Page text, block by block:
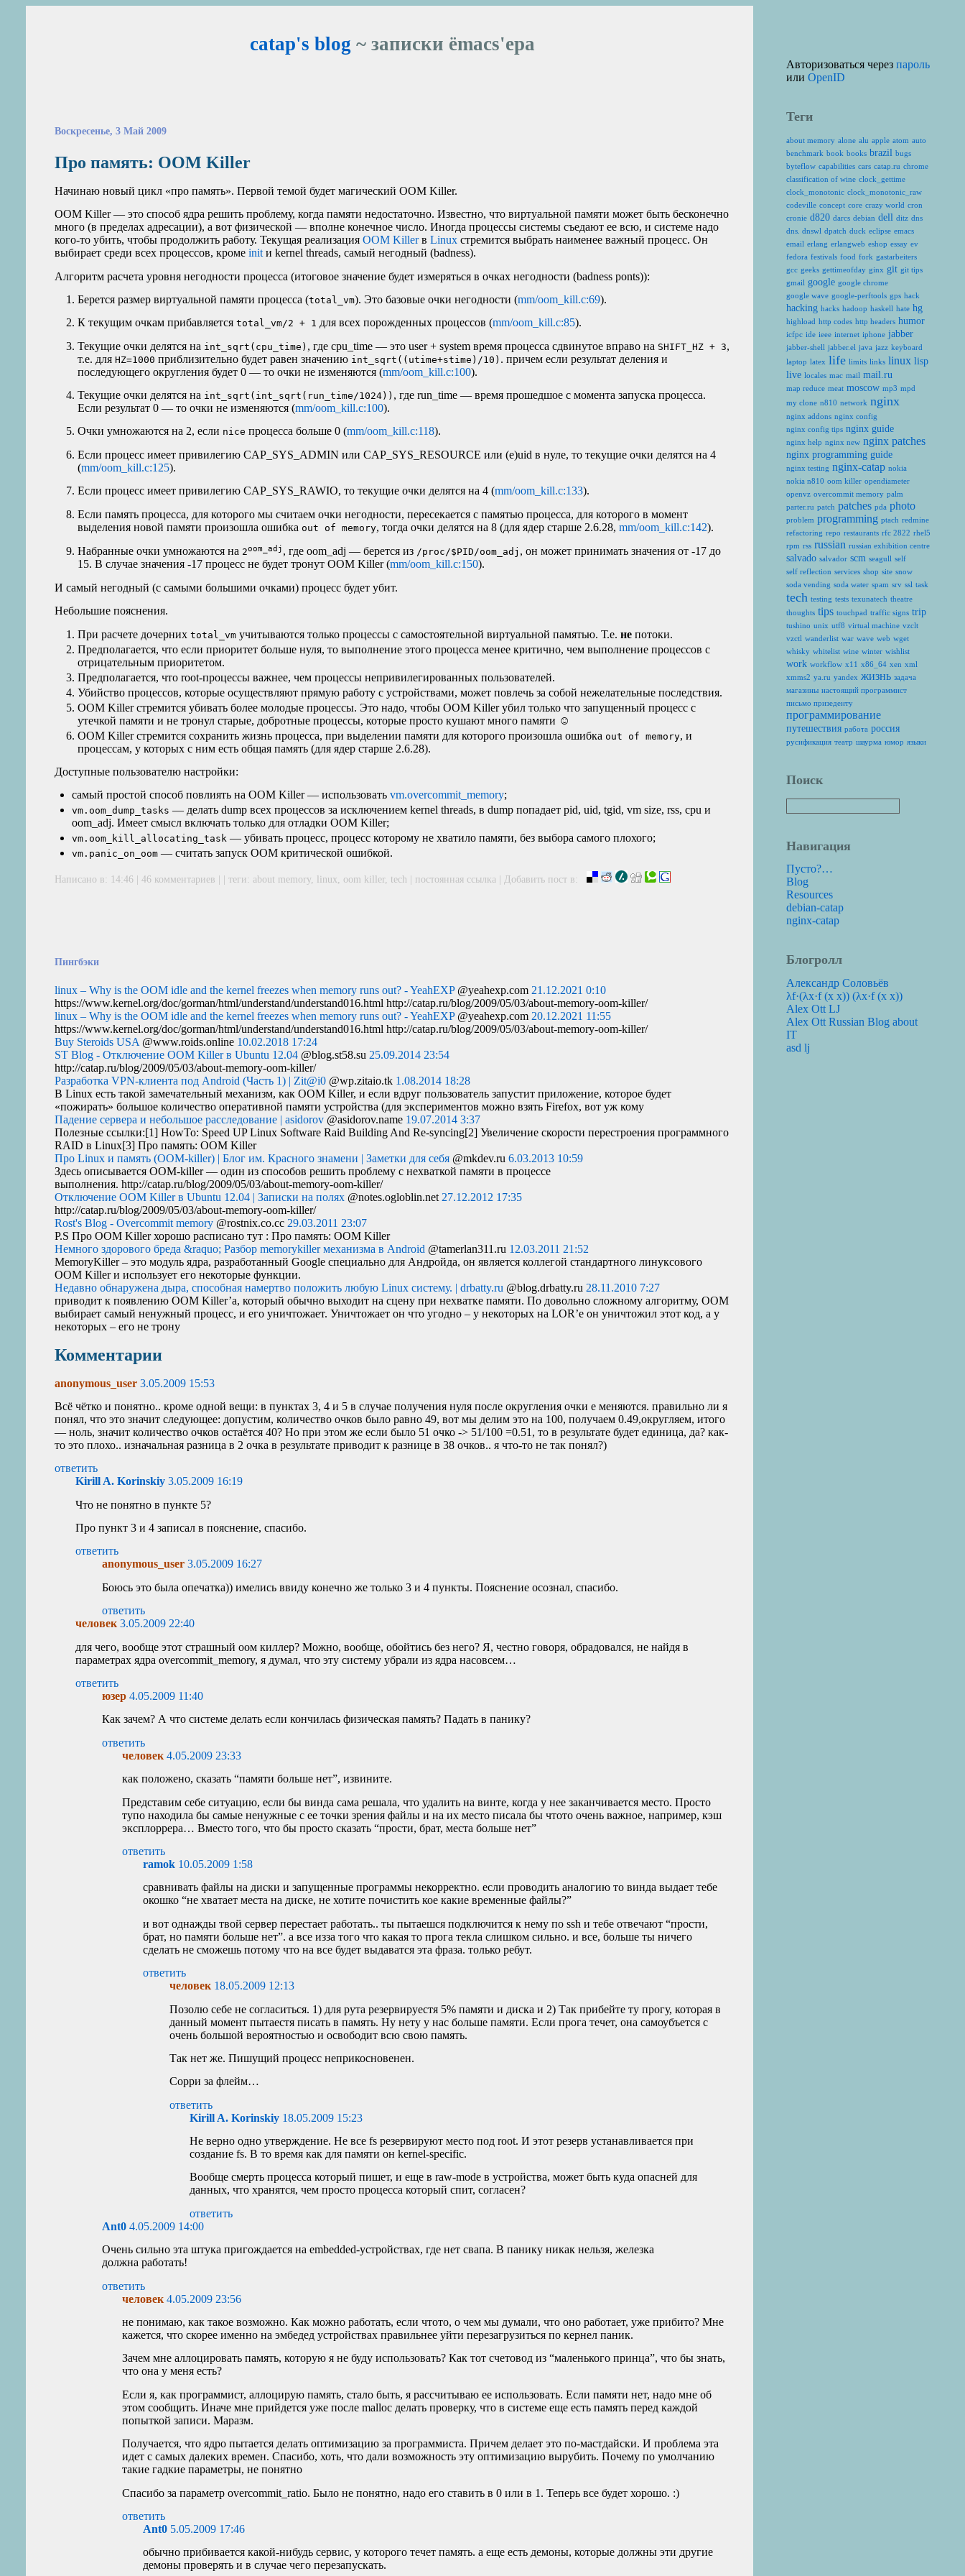
catap's blog ~ записки ёmacs'ера
Воскресенье, 3 Май 2009
Про память: OOM Killer
Начинаю новый цикл «про память». Первой темой будет магическийOOM Killer.
OOM Killer — это способ ядра решить проблему, когда памяти недостаточно. Известно, что виртуальной памяти может быть бесконечно
много (в пределах адресации), а вот физической — вполне конечное число. Иногда процессы системы съедают ее всю, и системе надо
кого‑то убить, чтобы продолжить работу. Текущая реализацияOOM KillerвLinux стремится выбрать наименее важный процесс. Он
выбирает среди всех процессов, кромеinit и kernel threads, самый негодный (badness).
Алгоритм расчета уровня негодности процесса (итоговое значение будет измеряться в очках негодности (badness ponts)):
Берется размер виртуальной памяти процесса (total_vm). Это базовые очки негодности (mm/oom_kill.c:69).
К текущим очкам прибавляетсяtotal_vm/2 + 1 для всех порожденных процессов (mm/oom_kill.c:85).
Текущие очки делятся на int_sqrt(cpu_time) , где cpu_time — это user + system время процесса сдвинутое вправо на SHIFT_HZ + 3,
т.е. дляHZ=1000 приблизительно будет равен значению int_sqrt((utime+stime)/10) . причем если результат деления и
последующего округления будет 0 — то очки не изменяются (mm/oom_kill.c:100).
Текущие очки делятся на int_sqrt(int_sqrt(run_time/1024)) , где run_time — время прошедшое с момента запуска процесса.
Если результат 0 — то очки не изменяются (mm/oom_kill.c:100).
Очки умножаются на 2, если nice процесса больше 0 (mm/oom_kill.c:118).
Если процесс имеет привилегию CAP_SYS_ADMIN или CAP_SYS_RESOURCE или (e)uid в нуле, то текущие очки делятся на 4
(mm/oom_kill.c:125).
Если процесс имеет привилегию CAP_SYS_RAWIO, то текущие очки делятся на 4 (mm/oom_kill.c:133).
Если память процесса, для которого мы считаем очки негодности, пересекается с памятью процесса, для которого в момент
выделения новой памяти произошла ошибка out of memory, тогда очки делятся на 8 (для ядер старше 2.6.28,mm/oom_kill.c:142).
Набранные очки умножаются на 2oom_adj , где oom_adj — берется из /proc/$PID/oom_adj , он может принимать значения от -17 до
15. В случае значения -17 процесс не будет тронутOOM Killer (mm/oom_kill.c:150).
И самый негодный (с самыми большими очками) процесс будет убит.
Небольшие пояснения.
При расчете дочернихtotal_vm учитываются только процессы с самостоятельной виртуальной памятью. Т.е.не потоки.
Предполагается, что если приоритет больше нуля, то выполнение этого процесса менее критично, чем выполнение процессов с
отрицательным приоритетом.
Предполагается, что root-процессы важнее, чем процессы непривилегированных пользователей.
Убийство процессов, которые осуществляют прямую работу с устройствами, может повлечь за собой нежелательные последствия.
OOM Killer стремится убивать более молодые процессы. Это надо, чтобыOOM Killer убил только что запущенный процесс с
утечкой памяти и не тронул старые, добротные процессы, которые просто кушают много памяти ☺
OOM Killer стремится сохранить жизнь процесса, при выделении памяти для которого произошла ошибка out of memory, и
процессам, у которых с ним есть общая память (для ядер старше 2.6.28).
Доступные пользователю настройки:
самый простой способ повлиять наOOM Killer — использоватьvm.overcommit_memory;
vm.oom_dump_tasks — делать dump всех процессов за исключением kernel threads, в dump попадает pid, uid, tgid, vm size, rss, cpu и
oom_adj. Имеет смысл включать только для отладкиOOM Killer;
vm.oom_kill_allocating_task — убивать процесс, процесс которому не хватило памяти, без выбора самого плохого;
vm.panic_on_oom — считать запускOOM критической ошибкой.
Написано в: 14:46 |46 комментариев | | теги: about memory, linux oom killer, tech | постоянная ссылка | Добавить пост в:
Пингбэки
linux – Why is the OOM idle and the kernel freezes when memory runs out? - YeahEXP @yeahexp.com 21.12.2021 0:10
https://www.kernel.org/doc/gorman/html/understand/understand016.html http://catap.ru/blog/2009/05/03/about-memory-oom-killer/
linux – Why is the OOM idle and the kernel freezes when memory runs out? - YeahEXP @yeahexp.com 20.12.2021 11:55
https://www.kernel.org/doc/gorman/html/understand/understand016.html http://catap.ru/blog/2009/05/03/about-memory-oom-killer/
Buy Steroids USA @www.roids.online 10.02.2018 17:24
ST Blog - Отключение OOM Killer в Ubuntu 12.04 @blog.st58.su 25.09.2014 23:54
http://catap.ru/blog/2009/05/03/about-memory-oom-killer/
Разработка VPN-клиента под Android (Часть 1) | Zit@i0 @wp.zitaio.tk 1.08.2014 18:28
В Linux есть такой замечательный механизм, какOOM Killer, и если вдруг пользователь запустит приложение, которое будет
«пожирать» большое количество оперативной памяти устройства (для экспериментов можно взять Firefox, вот уж кому
Падение сервера и небольшое расследование | asidorov @asidorov.name 19.07.2014 3:37
Полезные ссылки:[1] HowTo: SpeedUPLinux Software Raid Building And Re-syncing[2] Увеличение скорости перестроения программного
RAID в Linux[3] Про память:OOM Killer
Про Linux и память (OOM-killer) | Блог им. Красного знамени | Заметки для себя @mkdev.ru 6.03.2013 10:59
Здесь описываетсяOOM-killer — один из способов решить проблему с нехваткой памяти в процессе
выполнения. http://catap.ru/blog/2009/05/03/about-memory-oom-killer/
Отключение OOM Killer в Ubuntu 12.04 | Записки на полях @notes.ogloblin.net 27.12.2012 17:35
http://catap.ru/blog/2009/05/03/about-memory-oom-killer/
Rost's Blog - Overcommit memory @rostnix.co.cc 29.03.2011 23:07
P.S ПроOOM Killer хорошо расписано тут : Про память:OOM Killer
Немного здорового бреда &raquo; Разбор memorykiller механизма в Android @tamerlan311.ru 12.03.2011 21:52
MemoryKiller – это модуль ядра, разработанный Google специально для Андройда, он является коллегой стандартного линуксового
OOM Killer и использует его некоторые функции.
Недавно обнаружена дыра, способная намертво положить любую Linux систему. | drbatty.ru @blog.drbatty.ru 28.11.2010 7:27
приводит к появлениюOOM Killer’а, который обычно выходит на сцену при нехватке памяти. По довольно сложному алгоритму,OOM
выбирает самый ненужный процесс, и его уничтожает. Уничтожает он что угодно – у некоторых наLOR’е он уничтожил этот код, а у
некоторых – его не трону
Комментарии
anonymous_user3.05.2009 15:53
Всё чётко и понятно.. кроме одной вещи: в пунктах 3, 4 и 5 в случае получения нуля после округления очки е меняются. правильно ли я
понял, что это значит следующее: допустим, количество очков было равно 49, вот мы делим это на 100, получаем 0.49,округляем, итого
— ноль, значит количество очков остаётся 40? Но при этом же если было 51 очко -> 51/100 =0.51, то в результате будет единица, да? как-
то это плохо.. изначальная разница в 2 очка в результате приводит к разнице в 38 очков.. я что-то не так понял?)
ответить
Kirill A. Korinskiy 3.05.2009 16:19
Что не понятно в пункте 5?
Про пункт 3 и 4 записал в пояснение, спасибо.
ответить
anonymous_user3.05.2009 16:27
Боюсь это была опечатка)) имелись ввиду конечно же только 3 и 4 пункты. Пояснение осознал, спасибо.
ответить
человек 3.05.2009 22:40
для чего, вообще этот страшный оом киллер? Можно, вообще, обойтись без него? Я, честно говоря, обрадовался, не найдя в
параметрах ядра overcommit_memory, я думал, что эту систему убрали из ядра насовсем…
ответить
юзер4.05.2009 11:40
Как зачем? А что системе делать если кончилась физическая память? Падать в панику?
ответить
человек4.05.2009 23:33
как положено, сказать “памяти больше нет”, извините.
Представим себе ситуацию, если бы винда сама решала, что удалить на винте, когда у нее заканчивается место. Просто
тупо находила бы самые ненужные с ее точки зрения файлы и на их место писала бы чтото очень важное, например, кэш
эксплоррера… Вместо того, что бы просто сказать “прости, брат, места больше нет”
ответить
ramok 10.05.2009 1:58
сравнивать файлы на диски и запущенные программы некорректно. если проводить аналогию то винда выдает тебе
окошко “не хватает места на диске, не хотите почистить кое какие временные файлы?”
и вот однажды твой сервер перестает работать.. ты пытаешся подключится к нему по ssh и тебе отвечают “прости,
брат, но памяти больше нет”. а все изза того что какая то прога текла слишком сильно. и все, больше ты ничего
сделать не сможешь потому что на все будет выдаватся эта фраза. только ребут.
ответить
человек 18.05.2009 12:13
Позолю себе не согласиться. 1) для рута резервируестя 5% памяти и диска и 2) Так прибейте ту прогу, которая в
данный момент пытаестя писать в память. Ну нету у нас больше памяти. Если прога течет, она самоубъется с
очень большой вероятностью и освободит всю свою память.
Так нет же. Пишущий процесс неприкосновенен.
Сорри за флейм…
ответить
Kirill A. Korinskiy 18.05.2009 15:23
Не верно одно утверждение. Не все fs резервируют место под root. И этот резерв устанавливается при
создание fs. В то время как для памяти он kernel-specific.
Вообще смерть процесса который пишет, и еще в raw-mode в устройства, может быть куда опасней для
данных, что хранятся, чем просто процесса который спит, согласен?
ответить
Ant0 4.05.2009 14:00
Очень сильно эта штука пригождается на embedded-устройствах, где нет свапа. В панику никак нельзя, железка
должна работать!
ответить
человек4.05.2009 23:56
не понимаю, как такое возможно. Как можно работать, если чтото, о чем мы думали, что оно работает, уже прибито? Мне
кажется, что скорее именно на эмбедед устройствах правильнее уйти перезагрузиться по кернел паник.
Зачем мне аллоцировать память, которую я не буду использовать? Как тот счетовод из “маленького принца”, что бы знать,
что она у меня есть?
Если я, как программист, аллоцирую память, стало быть, я рассчитываю ее использовать. Если памяти нет, надо мне об
этом сообщить. Иначе мне прийдется уже после malloc делать проверку, что в системе еще есть память перед каждой
попыткой записи. Маразм.
Получается, что ядро пытается делать оптимизацию за программиста. Причем делает это по-мастдайски. И проблема эта
идет с самых далеких времен. Спасибо, хоть, что дали возможность эту оптимизацию вырубить. Почему по умолчанию
такие гадкие параметры, не понятно
Спасибо за параметр overcommit_ratio. Было не понятно, надо его ставить в 0 или в 1. Теперь все будет хорошо. :)
ответить
Ant0 5.05.2009 17:46
обычно прибивается какой-нибудь сервис, у которого течет память. а еще есть демоны, которые должны эти другие
демоны проверять и в случае чего перезапускать.
Авторизоваться черезпароль
илиOpenID
Теги
about memory alone alu apple atom auto
benchmark book books brazil bugs
byteflow capabilities cars catap.ru chrome
classification of wine clock_gettime
clock_monotonic clock_monotonic_raw
codeville concept core crazy world cron
cronie d820 darcs debian dell ditz dns
dns. dnswl dpatch duck eclipse emacs
email erlang erlangweb eshop essay ev
fedora festivals food fork gastarbeiters
gcc geeks gettimeofday ginx git git tips
gmail google google chrome
google wave google-perftools gps hack
hacking hacks hadoop haskell hate hg
highload http codes http headers humor
icfpc ide ieee internet iphone jabber
jabber-shell jabber.el java jazz keyboard
laptop latex life limits links linux lisp
live locales mac mail mail.ru
map reduce meat moscow mp3 mpd
my clone n810 network nginx
nginx addons nginx config
nginx config tips nginx guide
nginx help nginx new nginx patches
nginx programming guide
nginx testing nginx-catap nokia
nokia n810 oom killer opendiameter
openvz overcommit memory palm
parter.ru patch patches pda photo
problem programming ptach redmine
refactoring repo restaurants rfc 2822 rhel5
rpm rss russian russian exhibition centre
salvado salvador scm seagull self
self reflection services shop site snow
soda vending soda water spam srv ssl task
tech testing tests texunatech theatre
thoughts tips touchpad traffic signs trip
tushino unix utf8 virtual machine vzclt
vzctl wanderlist war wave web wget
whisky whitelist wine winter wishlist
work workflow x11 x86_64 xen xml
xmms2 ya.ru yandex жизнь задача
магазины настоящий программист
письмо призеденту
программирование
путешествия работа россия
русификация театр шаурма юмор языки
Поиск
Навигация
Пусто?…
Blog
Resources
debian-catap
nginx-catap
Блогролл
Александр Соловьёв
λf·(λx·f (x x)) (λx·f (x x))
Alex Ott LJ
Alex Ott Russian Blog about
IT
asd lj